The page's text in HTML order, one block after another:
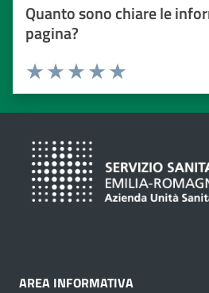
Quanto sono chiare le
pagina?
Valuta da 1 a 5 stelle
Valuta 5 stelle su 5
Valuta 4 stelle su 5
Valuta 3 stelle su 5
Valuta 2 stelle su 5
Valuta 1 stelle su 5
AREA INFORMATIVA